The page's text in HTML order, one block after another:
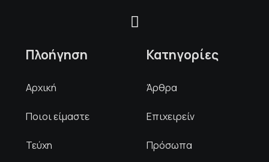
Πλοήγηση
Αρχική
Ποιοι είμαστε
Τεύχη
Κατηγορίες
Άρθρα
Επιχειρείν
Πρόσωπα